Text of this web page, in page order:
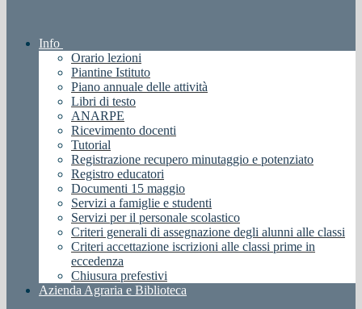
Info
Orario lezioni
Piantine Istituto
Piano annuale delle attività
Libri di testo
ANARPE
Ricevimento docenti
Tutorial
Registrazione recupero minutaggio e potenziato
Registro educatori
Documenti 15 maggio
Servizi a famiglie e studenti
Servizi per il personale scolastico
Criteri generali di assegnazione degli alunni alle classi
Criteri accettazione iscrizioni alle classi prime in
eccedenza
Chiusura prefestivi
Azienda Agraria e Biblioteca